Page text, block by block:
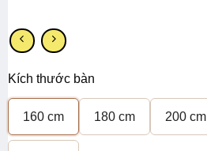
Kích thước bàn
160 cm 180 cm 200 cm